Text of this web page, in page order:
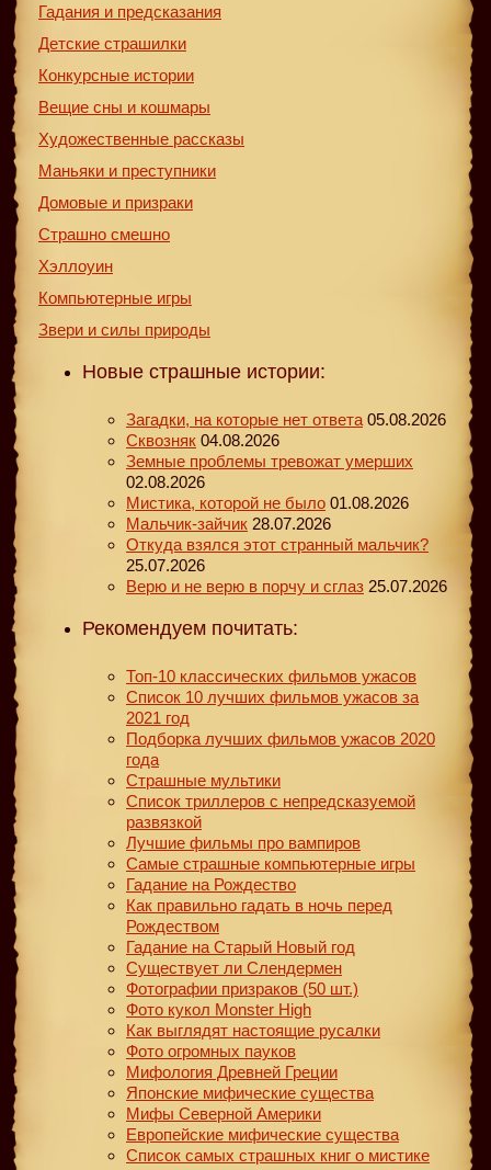
Гадания и предсказания
Детские страшилки
Конкурсные истории
Вещие сны и кошмары
Художественные рассказы
Маньяки и преступники
Домовые и призраки
Страшно смешно
Хэллоуин
Компьютерные игры
Звери и силы природы
Новые страшные истории:
Загадки, на которые нет ответа 05.08.2026
Сквозняк 04.08.2026
Земные проблемы тревожат умерших
02.08.2026
Мистика, которой не было 01.08.2026
Мальчик-зайчик 28.07.2026
Откуда взялся этот странный мальчик?
25.07.2026
Верю и не верю в порчу и сглаз 25.07.2026
Рекомендуем почитать:
Топ-10 классических фильмов ужасов
Список 10 лучших фильмов ужасов за
2021 год
Подборка лучших фильмов ужасов 2020
года
Страшные мультики
Список триллеров с непредсказуемой
развязкой
Лучшие фильмы про вампиров
Самые страшные компьютерные игры
Гадание на Рождество
Как правильно гадать в ночь перед
Рождеством
Гадание на Старый Новый год
Существует ли Слендермен
Фотографии призраков (50 шт.)
Фото кукол Monster High
Как выглядят настоящие русалки
Фото огромных пауков
Мифология Древней Греции
Японские мифические существа
Мифы Северной Америки
Европейские мифические существа
Список самых страшных книг о мистике